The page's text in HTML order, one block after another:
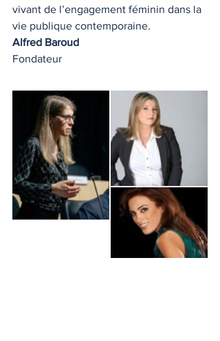
vivant de l’engagement féminin dans la
vie publique contemporaine.
Alfred Baroud
Fondateur